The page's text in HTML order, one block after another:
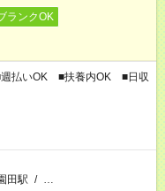
ランクOK
払いOK ■扶養内OK ■日収
田駅 / …